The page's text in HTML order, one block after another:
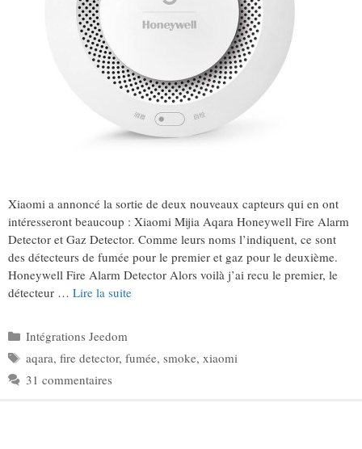
Xiaomi a annoncé la sortie de deux nouveaux capteurs qui en ont
intéresseront beaucoup : Xiaomi Mijia Aqara Honeywell Fire Alarm
Detector et Gaz Detector. Comme leurs noms l’indiquent, ce sont
des détecteurs de fumée pour le premier et gaz pour le deuxième.
Honeywell Fire Alarm Detector Alors voilà j’ai recu le premier, le
détecteur … Lire la suite
Catégories
Intégrations Jeedom
Étiquettes
aqara, fire detector, fumée, smoke, xiaomi
31 commentaires